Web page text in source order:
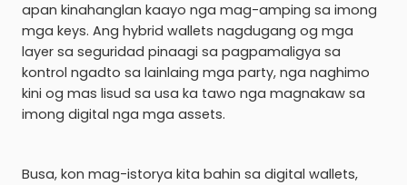
apan kinahanglan kaayo nga mag-amping sa imong
mga keys. Ang hybrid wallets nagdugang og mga
layer sa seguridad pinaagi sa pagpamaligya sa
kontrol ngadto sa lainlaing mga party, nga naghimo
kini og mas lisud sa usa ka tawo nga magnakaw sa
imong digital nga mga assets.
Busa, kon mag-istorya kita bahin sa digital wallets,